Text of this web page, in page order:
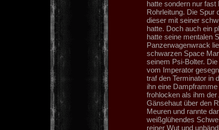
hatte sondern nur
Rohrleitung. Die Spur
dieser mit seiner
hatte. Doch auch ein
hatte seine mentalen
Panzerwagenwrack
schwarzen Space
seinem Psi-Bolter.
vom Imperator
traf den Terminator in
ihn eine
frohlocken als ihm
Gänsehaut über den
Meuren und rannte
weißglühendes
reiner Wut und